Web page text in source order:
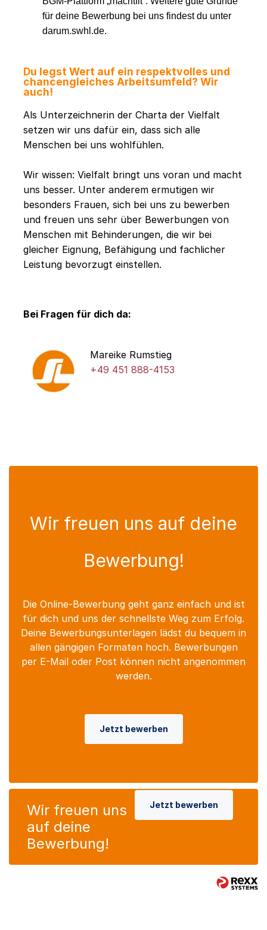
für deine Bewerbung bei uns findest du unter
darum.swhl.de.
Du legst Wert auf ein respektvolles und
chancengleiches Arbeitsumfeld? Wir
auch!
Als Unterzeichnerin der Charta der Vielfalt
setzen wir uns dafür ein, dass sich alle
Menschen bei uns wohlfühlen.
Wir wissen: Vielfalt bringt uns voran und macht
uns besser. Unter anderem ermutigen wir
besonders Frauen, sich bei uns zu bewerben
und freuen uns sehr über Bewerbungen von
Menschen mit Behinderungen, die wir bei
gleicher Eignung, Befähigung und fachlicher
Leistung bevorzugt einstellen.
Bei Fragen für dich da:
Mareike Rumstieg
+49 451 888-4153
Wir freuen uns auf deine
Bewerbung!
Die Online-Bewerbung geht ganz einfach und ist
für dich und uns der schnellste Weg zum Erfolg.
Deine Bewerbungsunterlagen lädst du bequem in
allen gängigen Formaten hoch. Bewerbungen
per E-Mail oder Post können nicht angenommen
werden.
Jetzt bewerben
Wir freuen uns
auf deine
Bewerbung!
Jetzt bewerben